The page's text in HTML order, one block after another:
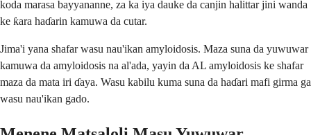
koda marasa bayyananne, za ka iya dauke da canjin halittar jini wanda
ke ƙara haɗarin kamuwa da cutar.
Jima'i yana shafar wasu nau'ikan amyloidosis. Maza suna da yuwuwar
kamuwa da amyloidosis na al'ada, yayin da AL amyloidosis ke shafar
maza da mata iri ɗaya. Wasu kabilu kuma suna da haɗari mafi girma ga
wasu nau'ikan gado.